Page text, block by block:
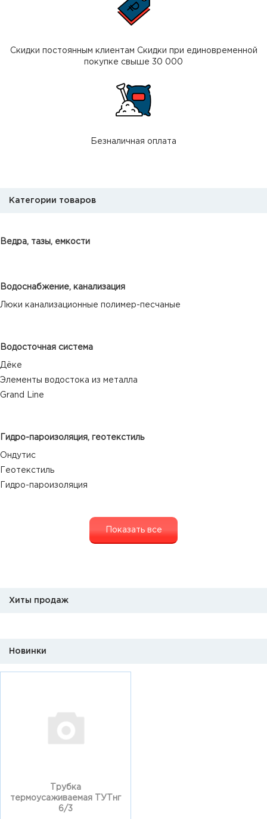
Скидки постоянным клиентам Скидки при единовременной
покупке свыше 30 000
Безналичная оплата
Категории товаров
Ведра, тазы, емкости
Водоснабжение, канализация
Люки канализационные полимер-песчаные
Водосточная система
Дёке
Элементы водостока из металла
Grand Line
Гидро-пароизоляция, геотекстиль
Ондутис
Геотекстиль
Гидро-пароизоляция
Показать все
Хиты продаж
Новинки
Трубка
термоусаживаемая ТУТнг
6/3